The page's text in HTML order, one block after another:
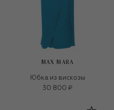
MAX MARA
Юбка из вискозы
30 800 ₽